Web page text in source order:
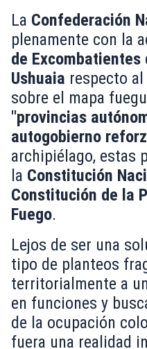
La Confederación
plenamente con la
de Excombatientes
Ushuaia respecto
sobre el mapa
"provincias
autogobierno
archipiélago, estas
la Constitución
Constitución de la
Fuego.
Lejos de ser una
tipo de planteos
territorialmente a
en funciones y
de la ocupación
fuera una realidad